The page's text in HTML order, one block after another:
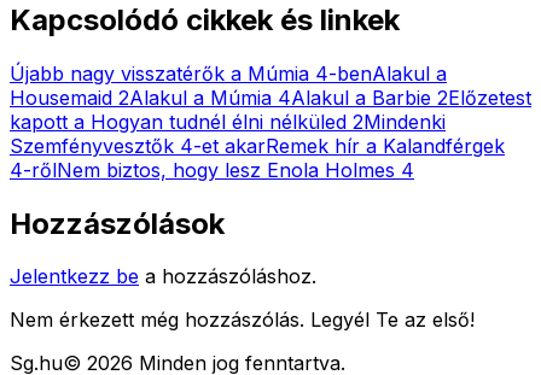
Kapcsolódó cikkek és linkek
Újabb nagy visszatérők a Múmia 4-benAlakul a
Housemaid 2Alakul a Múmia 4Alakul a Barbie 2Előzetest
kapott a Hogyan tudnél élni nélküled 2Mindenki
Szemfényvesztők 4-et akarRemek hír a Kalandférgek
4-rőlNem biztos, hogy lesz Enola Holmes 4
Hozzászólások
Jelentkezz be a hozzászóláshoz.
Nem érkezett még hozzászólás. Legyél Te az első!
Sg.hu© 2026 Minden jog fenntartva.